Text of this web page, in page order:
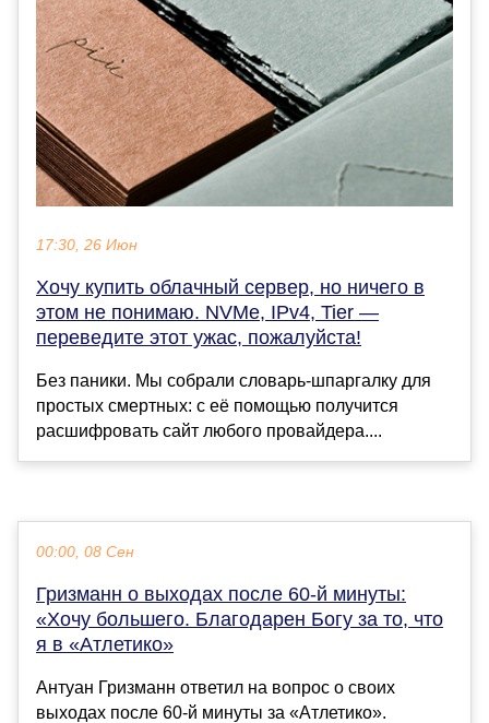
17:30, 26 Июн
Хочу купить облачный сервер, но ничего в
этом не понимаю. NVMe, IPv4, Tier —
переведите этот ужас, пожалуйста!
Без паники. Мы собрали словарь-шпаргалку для
простых смертных: с её помощью получится
расшифровать сайт любого провайдера....
00:00, 08 Сен
Гризманн о выходах после 60-й минуты:
«Хочу большего. Благодарен Богу за то, что
я в «Атлетико»
Антуан Гризманн ответил на вопрос о своих
выходах после 60-й минуты за «Атлетико».